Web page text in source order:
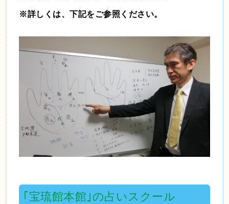
※詳しくは、下記をご参照ください。
｢宝琉館本館｣の占いスクール